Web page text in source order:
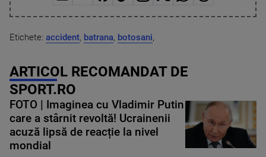
Etichete: accident, batrana, botosani,
ARTICOL RECOMANDAT DE
SPORT.RO
FOTO | Imaginea cu Vladimir Putin
care a stârnit revoltă! Ucrainenii
acuză lipsă de reacție la nivel
mondial